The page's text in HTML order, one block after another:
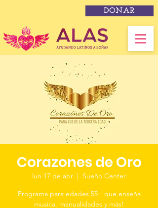
DONAR
Corazones de Oro
lun 17 de abr
  |
Sueño Center
Programa para edades 55+ que enseña
musica, manualidades y más!